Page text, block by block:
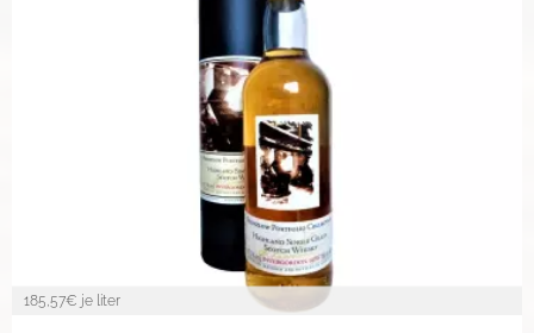
185,57€ je liter